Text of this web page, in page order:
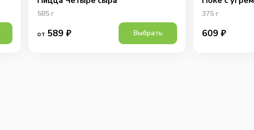
585 г
от 589 ₽ Выбрать
375 г
609 ₽